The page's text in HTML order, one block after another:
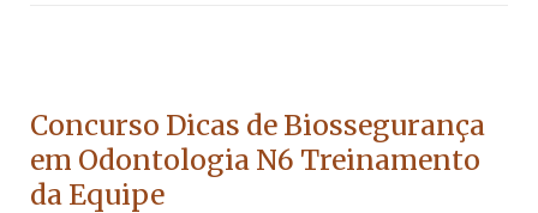
Concurso Dicas de Biossegurança
em Odontologia N6 Treinamento
da Equipe